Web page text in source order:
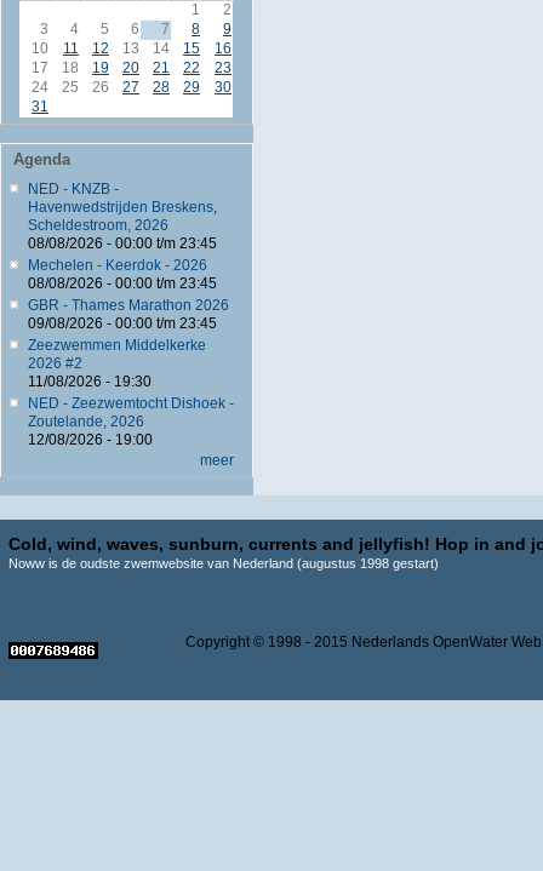
1
2
3
4 5 6 7 8
9
10
11 12 13 14 15
16
17
18 19 20 21 22
23
24
25 26 27 28 29
30
31
Agenda
NED - KNZB -
Havenwedstrijden Breskens,
Scheldestroom, 2026
08/08/2026 - 00:00t/m 23:45
Mechelen - Keerdok - 2026
08/08/2026 - 00:00t/m 23:45
GBR - Thames Marathon 2026
09/08/2026 - 00:00t/m 23:45
Zeezwemmen Middelkerke
2026 #2
11/08/2026 - 19:30
NED - Zeezwemtocht Dishoek -
Zoutelande, 2026
12/08/2026 - 19:00
meer
Cold, wind, waves, sunburn, currents and jellyfish! Hop in and
Noww is de oudste zwemwebsite van Nederland (augustus 1998 gestart)
Copyright © 1998 - 2015 Nederlands OpenWater